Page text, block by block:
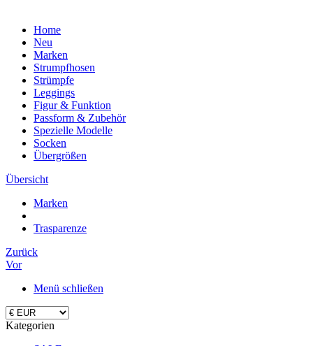
Home
Neu
Marken
Strumpfhosen
Strümpfe
Leggings
Figur & Funktion
Passform & Zubehör
Spezielle Modelle
Socken
Übergrößen
Übersicht
Marken
Trasparenze
Zurück
Vor
Menü schließen
Kategorien